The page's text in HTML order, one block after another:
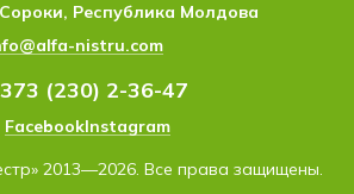
Республика Молдова
nistru.com
(230) 2-36-47
FacebookInstagram
2013—2026. Все права защищены.